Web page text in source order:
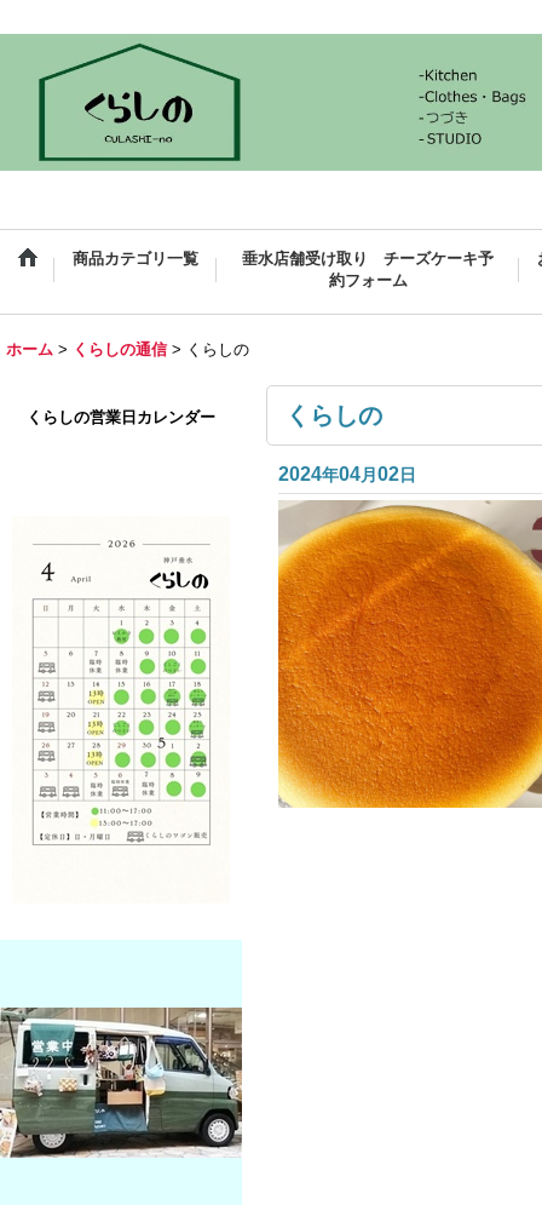
商品カテゴリ一覧
垂水店舗受け取り チーズケーキ予
約フォーム
ホーム > くらしの通信 > くらしの
くらしの営業日カレンダー くらしの
2024年04 月 02 日